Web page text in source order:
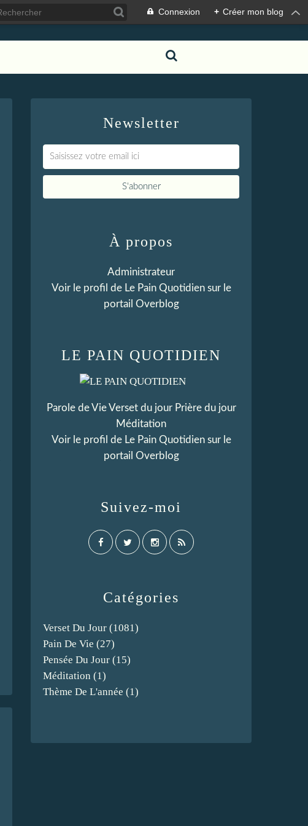
Connexion + Créer mon blog
Newsletter
Catégories
Verset Du Jour (1081)
Pain De Vie (27)
Pensée Du Jour (15)
Méditation (1)
Thème De L'année (1)
LE PAIN QUOTIDIEN
Parole de Vie Verset du jour Prière du jour
Méditation
Voir le profil de Le Pain Quotidiensur le
portail Overblog
Suivez-moi
À propos
Administrateur
Voir le profil de Le Pain Quotidiensur le
portail Overblog